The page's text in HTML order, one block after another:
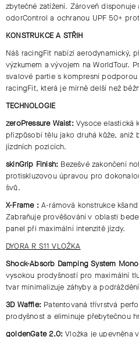
zbytečné zatížení. Zároveň disponuje
odorControl a ochranou UPF 50+
KONSTRUKCE A STŘIH
Náš racingFit nabízí aerodynamický,
výzkumem a vývojem naWorldTour.
svalové partie s kompresní podporou
racingFit, která je mírně delší než
TECHNOLOGIE
zeroPressure Waist: Vysoce elastická
přizpůsobí tělu jako druhá kůže, aniž
jízdních pozicích.
skinGrip Finish: Bezešvé zakončení
protiskluzovou úpravou pro
švů.
X-Frame : A-rámová konstrukce
Zabraňuje prověšování v oblasti
panel při maximální intenzitě jízdy.
DYORA R S11 VLOŽKA
Shock-Absorb Damping System
vysokou prodyšností pro maximální
tvar minimalizuje záhyby a
3D Waffle: Patentovaná třívrstvá
prodyšnost a eliminuje přebytečnou
goldenGate 2.0:Vložka je upevněna